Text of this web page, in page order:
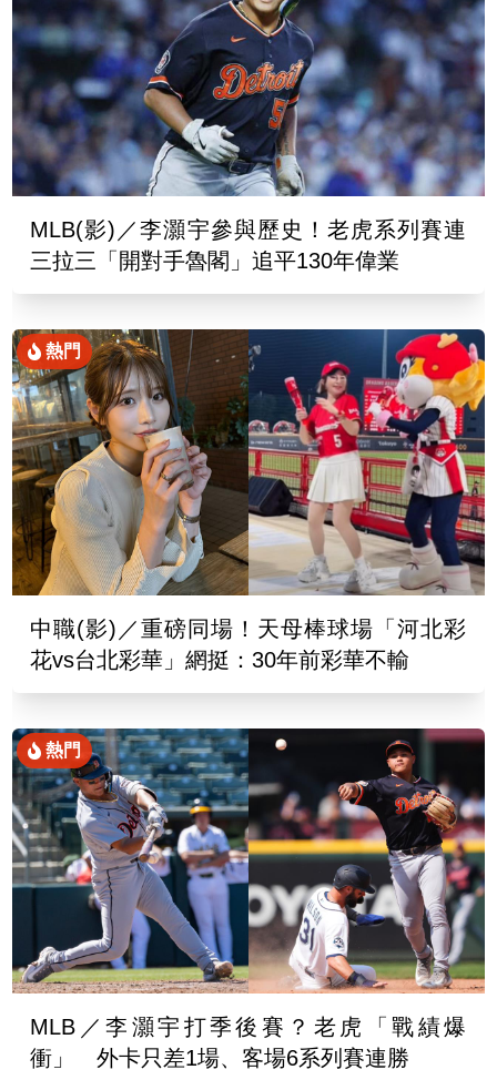
MLB(影)／李灝宇參與歷史！老虎系列賽連
三拉三「開對手魯閣」追平130年偉業
熱門
中職(影)／重磅同場！天母棒球場「河北彩
花vs台北彩華」網挺：30年前彩華不輸
熱門
MLB／李灝宇打季後賽？老虎「戰績爆
衝」 外卡只差1場、客場6系列賽連勝